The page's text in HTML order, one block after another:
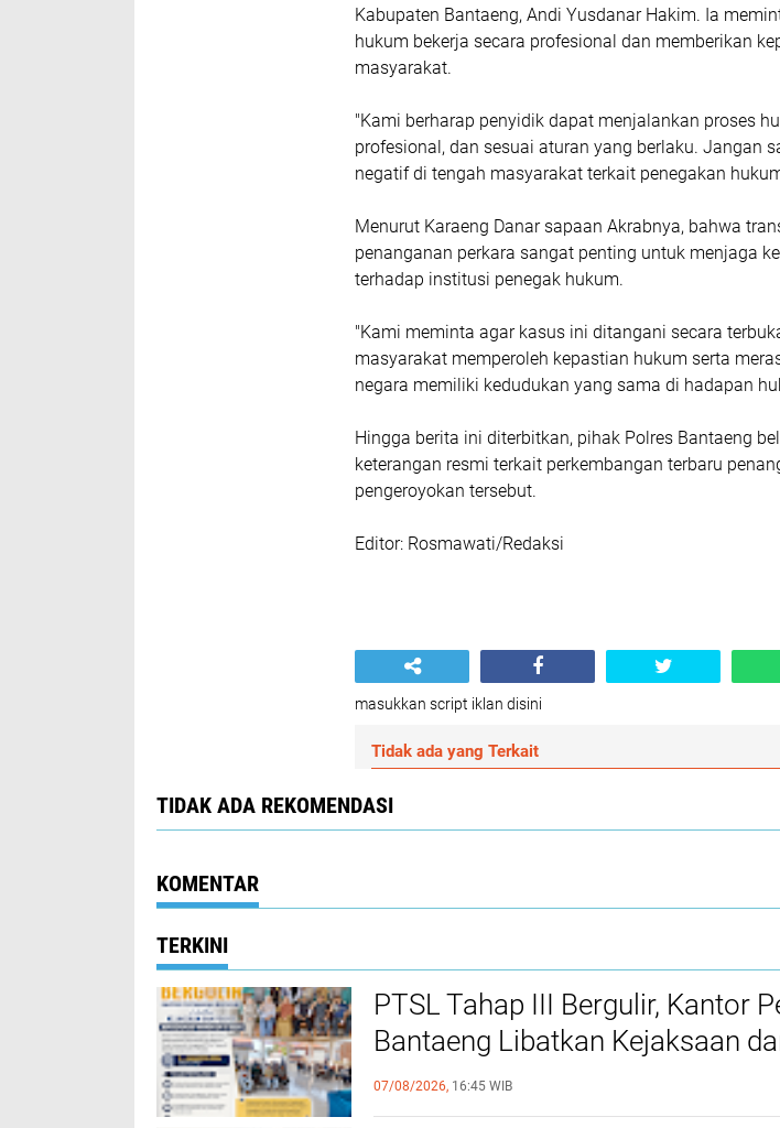
Kabupaten Bantaeng, Andi Yusdanar Hakim. Ia
hukum bekerja secara profesional dan memberikan
masyarakat.
"Kami berharap penyidik dapat menjalankan proses
profesional, dan sesuai aturan yang berlaku. Jangan
negatif di tengah masyarakat terkait penegakan
Menurut Karaeng Danar sapaan Akrabnya, bahwa
penanganan perkara sangat penting untuk menjaga
terhadap institusi penegak hukum.
"Kami meminta agar kasus ini ditangani secara
masyarakat memperoleh kepastian hukum serta
negara memiliki kedudukan yang sama di hadapan
Hingga berita ini diterbitkan, pihak Polres Bantaeng
keterangan resmi terkait perkembangan terbaru
pengeroyokan tersebut.
Editor: Rosmawati/Redaksi
masukkan script iklan disini
Tidak ada yang Terkait
TIDAK ADA REKOMENDASI
KOMENTAR
TERKINI
PTSL Tahap III Bergulir, Kantor
Bantaeng Libatkan Kejaksaan
Edukasi Warga di 17 Desa
07/08/2026, 16:45 WIB